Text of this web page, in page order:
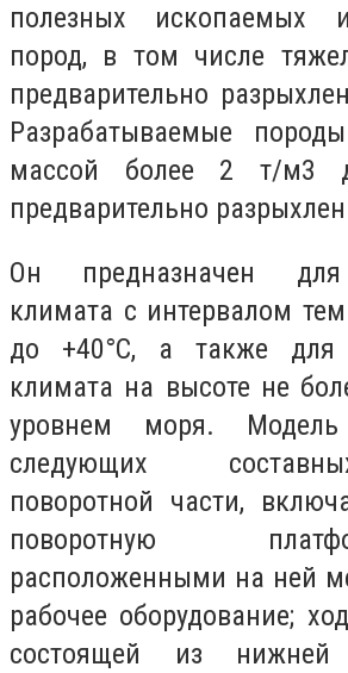
полезных ископаемых
пород, в том числе
предварительно
Разрабатываемые
массой более 2 т/м3
предваритель­но
Он предназначен для
климата с интервалом
до +40°С, а также для
климата на высоте не
уровнем моря.
следующих
поворотной части,
поворотную
расположенными на ней
рабочее оборудование;
состоящей из